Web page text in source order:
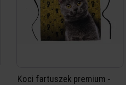
Koci fartuszek premium -